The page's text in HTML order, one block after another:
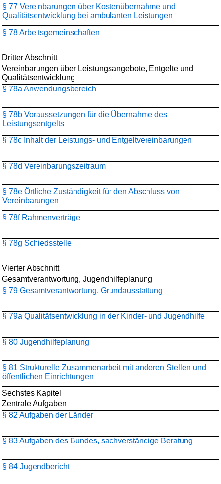
§ 77 Vereinbarungen über Kostenübernahme und
Qualitätsentwicklung bei ambulanten Leistungen
§ 78 Arbeitsgemeinschaften
Dritter Abschnitt
Vereinbarungen über Leistungsangebote, Entgelte und
Qualitätsentwicklung
§ 78a Anwendungsbereich
§ 78b Voraussetzungen für die Übernahme des
Leistungsentgelts
§ 78c Inhalt der Leistungs- und Entgeltvereinbarungen
§ 78d Vereinbarungszeitraum
§ 78e Örtliche Zuständigkeit für den Abschluss von
Vereinbarungen
§ 78f Rahmenverträge
§ 78g Schiedsstelle
Vierter Abschnitt
Gesamtverantwortung, Jugendhilfeplanung
§ 79 Gesamtverantwortung, Grundausstattung
§ 79a Qualitätsentwicklung in der Kinder- und Jugendhilfe
§ 80 Jugendhilfeplanung
§ 81 Strukturelle Zusammenarbeit mit anderen Stellen und
öffentlichen Einrichtungen
Sechstes Kapitel
Zentrale Aufgaben
§ 82 Aufgaben der Länder
§ 83 Aufgaben des Bundes, sachverständige Beratung
§ 84 Jugendbericht